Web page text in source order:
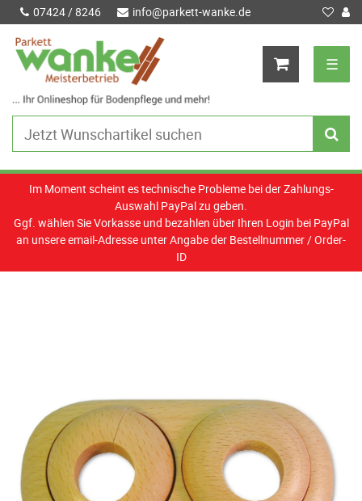
07424 / 8246 info@parkett-wanke.de
☰
Im Moment scheint es technische Probleme bei der Zahlungs-
Auswahl PayPal zu geben.
Ggf. wählen Sie Vorkasse und bezahlen über Ihren Login bei PayPal
an unsere email-Adresse unter Angabe der Bestellnummer / Order-
ID